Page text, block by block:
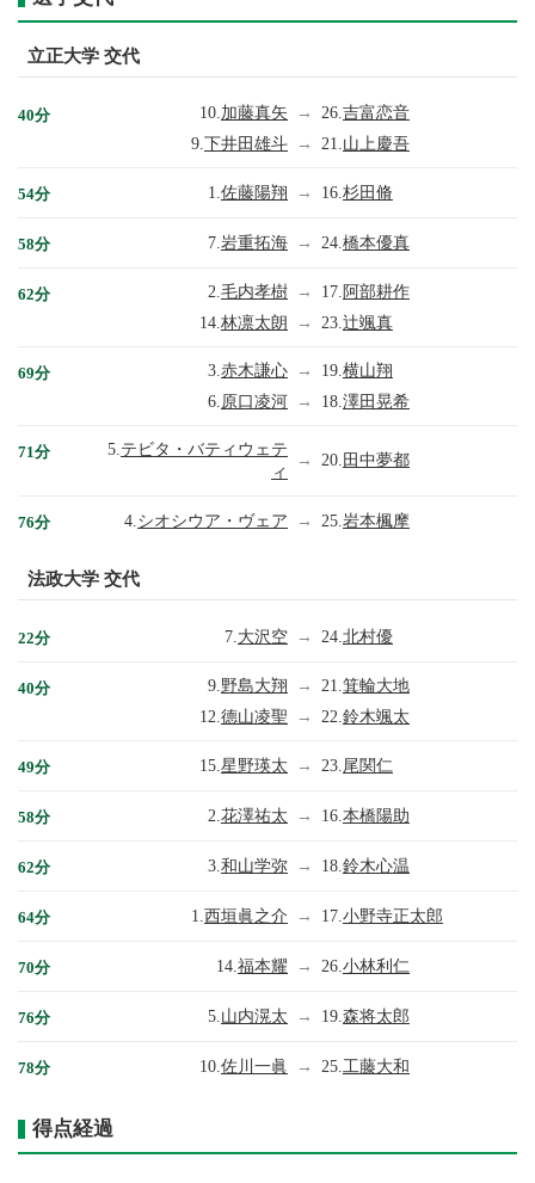
立正大学 交代
40分 10. 加藤真矢 → 26. 吉富恋音
9. 下井田雄斗 → 21. 山上慶吾
54分 1. 佐藤陽翔 → 16. 杉田脩
58分 7. 岩重拓海 → 24. 橋本優真
62分 2. 毛内孝樹 → 17. 阿部耕作
14. 林凛太朗 → 23. 辻颯真
69分 3. 赤木謙心 → 19. 横山翔
6. 原口凌河 → 18. 澤田晃希
71分 5. テビタ・バティウェテ
ィ
→ 20. 田中夢都
76分 4. シオシウア・ヴェア → 25. 岩本楓摩
法政大学 交代
22分 7. 大沢空 → 24. 北村優
40分 9. 野島大翔 → 21. 箕輪大地
12. 德山凌聖 → 22. 鈴木颯太
49分 15. 星野瑛太 → 23. 尾関仁
58分 2. 花澤祐太 → 16. 本橋陽助
62分 3. 和山学弥 → 18. 鈴木心温
64分 1. 西垣眞之介 → 17. 小野寺正太郎
70分 14. 福本耀 → 26. 小林利仁
76分 5. 山内滉太 → 19. 森将太郎
78分 10. 佐川一眞 → 25. 工藤大和
得点経過